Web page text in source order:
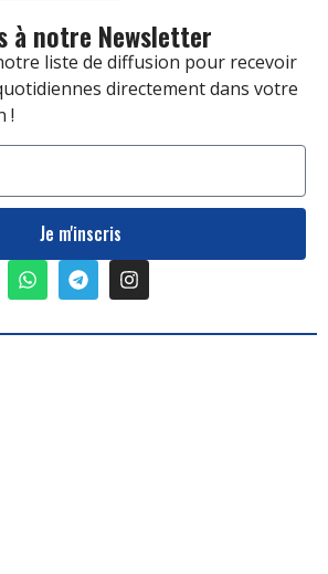
à notre Newsletter
liste de diffusion pour recevoir
directement dans votre
!
Je m'inscris